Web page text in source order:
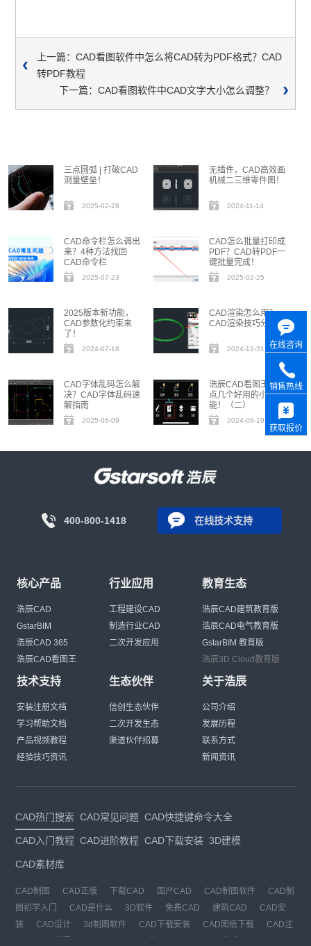
上一篇：CAD看图软件中怎么将CAD转为PDF格式？CAD
转PDF教程
下一篇：CAD看图软件中CAD文字大小怎么调整？
三点圆弧 | 打破CAD
测量壁垒！
2025-02-28
无插件，CAD高效画
机械二三维零件图！
2024-11-14
CAD命令栏怎么调出
来？4种方法找回
CAD命令栏
2025-07-23
CAD怎么批量打印成
PDF？CAD转PDF一
键批量完成！
2025-02-25
2025版本新功能，
CAD参数化约束来
了！
2024-07-18
CAD渲染怎么用？
CAD渲染技巧分享
2024-12-31
CAD字体乱码怎么解
决？CAD字体乱码速
解指南
2025-06-09
浩辰CAD看图王 | 盘
点几个好用的小功
能！（二）
2024-09-19
400-800-1418 在线技术支持
核心产品
浩辰CAD
GstarBIM
浩辰CAD 365
浩辰CAD看图王
行业应用
工程建设CAD
制造行业CAD
二次开发应用
教育生态
浩辰CAD建筑教育版
浩辰CAD电气教育版
GstarBIM 教育版
浩辰3D Cloud教育版
技术支持
安装注册文档
学习帮助文档
产品视频教程
经验技巧资讯
生态伙伴
信创生态伙伴
二次开发生态
渠道伙伴招募
关于浩辰
公司介绍
发展历程
联系方式
新闻资讯
CAD热门搜索 CAD常见问题 CAD快捷键命令大全
CAD入门教程 CAD进阶教程 CAD下载安装 3D建模
CAD素材库
CAD制图 CAD正版 下载CAD 国产CAD CAD制图软件
CAD制
图初学入门
CAD是什么 3D软件 免费CAD 建筑CAD
CAD安
装
CAD设计 3d制图软件 CAD下载安装 CAD图纸下载
CAD注
在线咨询
销售热线
获取报价